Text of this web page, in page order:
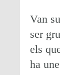
Van
ser
els
ha